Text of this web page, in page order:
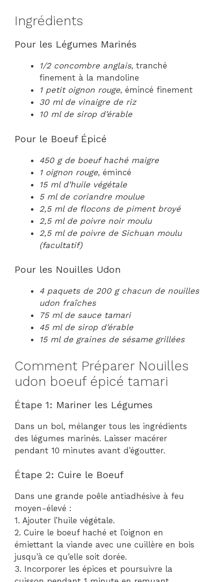
Ingrédients
Pour les Légumes Marinés
1/2 concombre anglais, tranché
finement à la mandoline
1 petit oignon rouge, émincé finement
30 ml de vinaigre de riz
10 ml de sirop d’érable
Pour le Boeuf Épicé
450 g de boeuf haché maigre
1 oignon rouge, émincé
15 ml d’huile végétale
5 ml de coriandre moulue
2,5 ml de flocons de piment broyé
2,5 ml de poivre noir moulu
2,5 ml de poivre de Sichuan moulu
(facultatif)
Pour les Nouilles Udon
4 paquets de 200 g chacun de nouilles
udon fraîches
75 ml de sauce tamari
45 ml de sirop d’érable
15 ml de graines de sésame grillées
Comment Préparer Nouilles
udon boeuf épicé tamari
Étape 1: Mariner les Légumes
Dans un bol, mélanger tous les ingrédients
des légumes marinés. Laisser macérer
pendant 10 minutes avant d’égoutter.
Étape 2: Cuire le Boeuf
Dans une grande poêle antiadhésive à feu
moyen-élevé :
1. Ajouter l’huile végétale.
2. Cuire le boeuf haché et l’oignon en
émiettant la viande avec une cuillère en bois
jusqu’à ce qu’elle soit dorée.
3. Incorporer les épices et poursuivre la